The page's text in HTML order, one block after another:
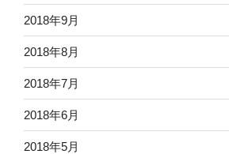
2018年9月
2018年8月
2018年7月
2018年6月
2018年5月